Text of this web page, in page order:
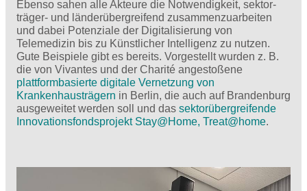
Ebenso sahen alle Akteure die Notwendigkeit, sektor-
träger- und länderübergreifend zusammenzuarbeiten
und dabei Potenziale der Digitalisierung von
Telemedizin bis zu Künstlicher Intelligenz zu nutzen.
Gute Beispiele gibt es bereits. Vorgestellt wurden z. B.
die von Vivantes und der Charité angestoßene
plattformbasierte digitale Vernetzung von
Krankenhausträgern in Berlin, die auch auf Brandenburg
ausgeweitet werden soll und das sektorübergreifende
Innovationsfondsprojekt Stay@Home, Treat@home.